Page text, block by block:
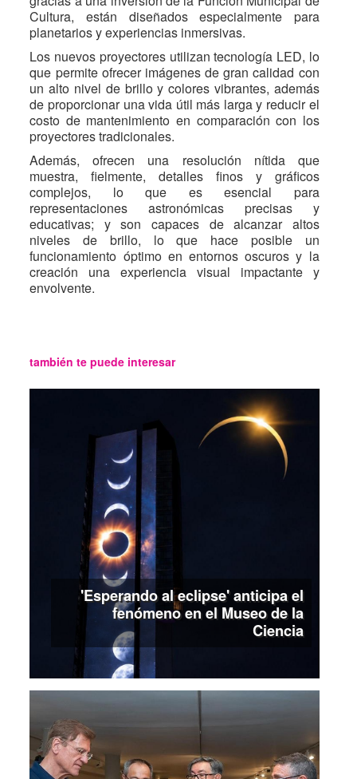
Cultura, están diseñados especialmente para
planetarios y experiencias inmersivas.
Los nuevos proyectores utilizan tecnología LED, lo
que permite ofrecer imágenes de gran calidad con
un alto nivel de brillo y colores vibrantes, además
de proporcionar una vida útil más larga y reducir el
costo de mantenimiento en comparación con los
proyectores tradicionales.
Además, ofrecen una resolución nítida que
muestra, fielmente, detalles finos y gráficos
complejos, lo que es esencial para
representaciones astronómicas precisas y
educativas; y son capaces de alcanzar altos
niveles de brillo, lo que hace posible un
funcionamiento óptimo en entornos oscuros y la
creación una experiencia visual impactante y
envolvente.
también te puede interesar
'Esperando al eclipse' anticipa el
fenómeno en el Museo de la
Ciencia